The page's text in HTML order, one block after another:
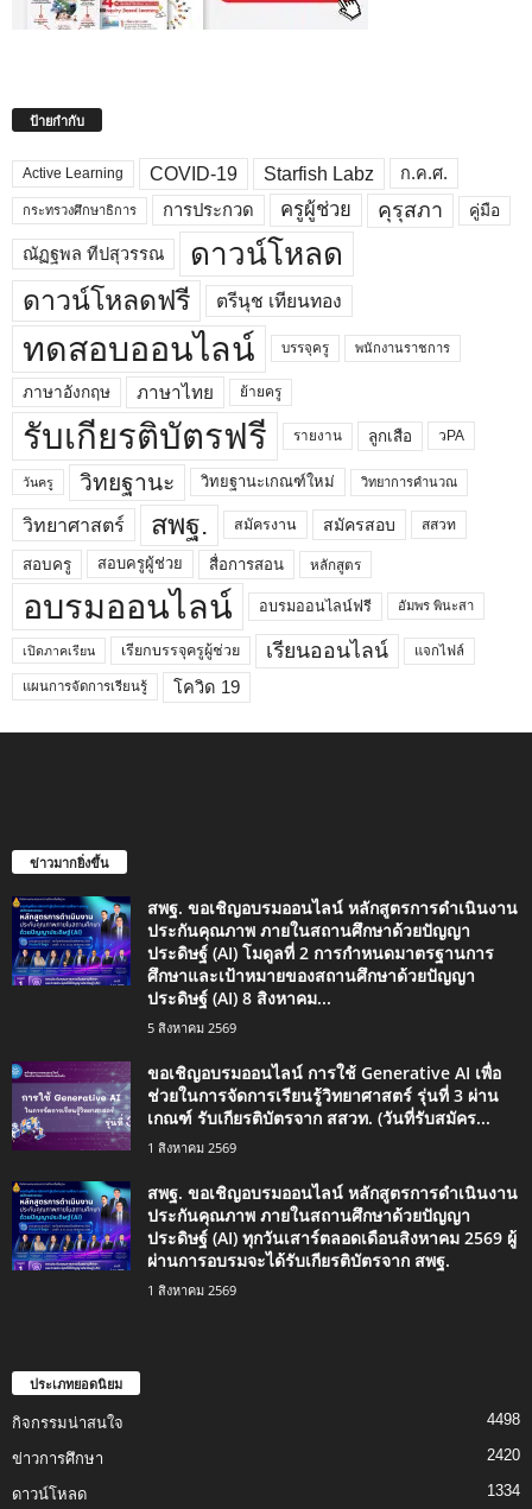
ป้ายกำกับ
Active Learning COVID-19 Starfish Labz ก.ค.ศ.
กระทรวงศึกษาธิการ การประกวด ครูผู้ช่วย คุรุสภา คู่มือ
ณัฏฐพล ทีปสุวรรณ ดาวน์โหลด
ดาวน์โหลดฟรี ตรีนุช เทียนทอง
ทดสอบออนไลน์ บรรจุครู พนักงานราชการ
ภาษาอังกฤษ ภาษาไทย ย้ายครู
รับเกียรติบัตรฟรี รายงาน ลูกเสือ วPA
วันครู วิทยฐานะ วิทยฐานะเกณฑ์ใหม่ วิทยาการคำนวณ
วิทยาศาสตร์ สพฐ. สมัครงาน สมัครสอบ สสวท
สอบครู สอบครูผู้ช่วย สื่อการสอน หลักสูตร
อบรมออนไลน์ อบรมออนไลน์ฟรี อัมพร พินะสา
เปิดภาคเรียน เรียกบรรจุครูผู้ช่วย เรียนออนไลน์ แจกไฟล์
แผนการจัดการเรียนรู้ โควิด 19
ข่าวมากยิ่งขึ้น
สพฐ. ขอเชิญอบรมออนไลน์ หลักสูตรการดำเนินงาน
ประกันคุณภาพ ภายในสถานศึกษาด้วยปัญญา
ประดิษฐ์ (AI) โมดูลที่ 2 การกำหนดมาตรฐานการ
ศึกษาและเป้าหมายของสถานศึกษาด้วยปัญญา
ประดิษฐ์ (AI) 8 สิงหาคม...
5 สิงหาคม 2569
ขอเชิญอบรมออนไลน์ การใช้ Generative AI เพื่อ
ช่วยในการจัดการเรียนรู้วิทยาศาสตร์ รุ่นที่ 3 ผ่าน
เกณฑ์ รับเกียรติบัตรจาก สสวท. (วันที่รับสมัคร...
1 สิงหาคม 2569
สพฐ. ขอเชิญอบรมออนไลน์ หลักสูตรการดำเนินงาน
ประกันคุณภาพ ภายในสถานศึกษาด้วยปัญญา
ประดิษฐ์ (AI) ทุกวันเสาร์ตลอดเดือนสิงหาคม 2569 ผู้
ผ่านการอบรมจะได้รับเกียรติบัตรจาก สพฐ.
1 สิงหาคม 2569
ประเภทยอดนิยม
กิจกรรมน่าสนใจ 4498
ข่าวการศึกษา 2420
ดาวน์โหลด 1334